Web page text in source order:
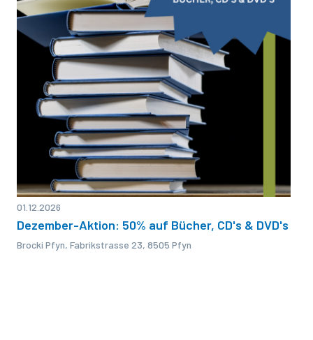
01.12.2026
Dezember-Aktion: 50% auf Bücher, CD's & DVD's
Brocki Pfyn, Fabrikstrasse 23, 8505 Pfyn